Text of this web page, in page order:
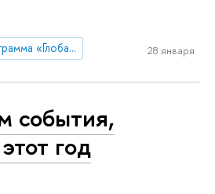
Образовательная программа «Глобальные цифровые коммуникации»
28 января
события,
год